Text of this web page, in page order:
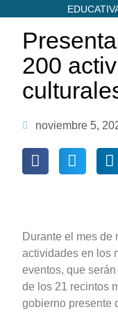
200
noviembre 5,
Durante el mes de
actividades en los
eventos, que
de los 21 recintos
gobierno presente